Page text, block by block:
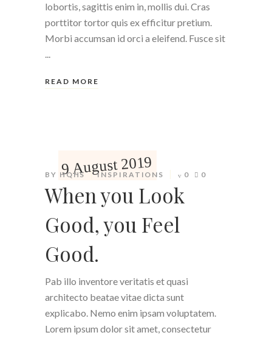
lobortis, sagittis enim in, mollis dui. Cras
porttitor tortor quis ex efficitur pretium.
Morbi accumsan id orci a eleifend. Fusce sit
READ MORE
9 August 2019
BY HQHS INSPIRATIONS 0 0
When you Look
Good, you Feel
Good.
Pab illo inventore veritatis et quasi
architecto beatae vitae dicta sunt
explicabo. Nemo enim ipsam voluptatem.
Lorem ipsum dolor sit amet, consectetur